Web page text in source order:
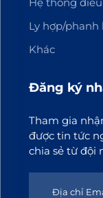
Ly hợp/phanh
Khác
Đăng ký
Tham gia
được tin tức
chia sẻ từ đội